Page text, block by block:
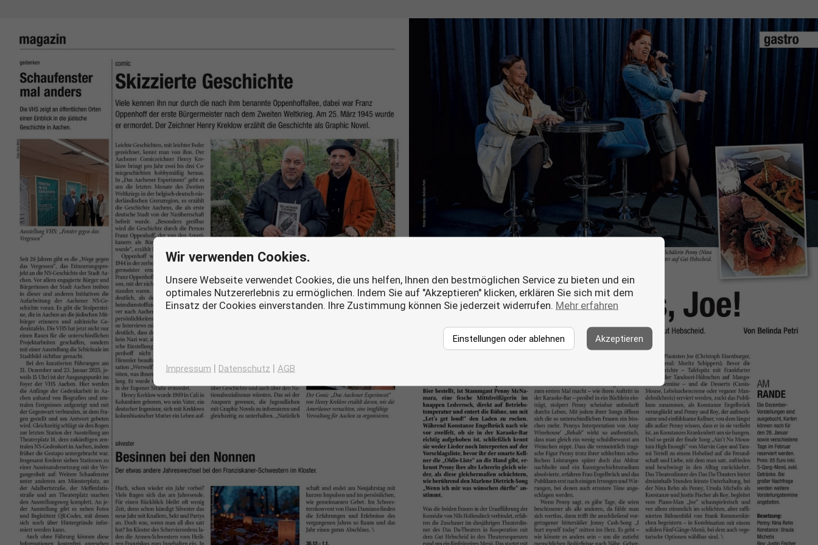
Wir verwenden Cookies.
Unsere Webseite verwendet Cookies, die uns helfen, Ihnen den bestmöglichen Service zu bieten und ein
optimales Nutzererlebnis zu ermöglichen. Indem Sie auf "Akzeptieren" klicken, erklären Sie sich mit dem
Einsatz der Cookies einverstanden. Ihre Zustimmung können Sie jederzeit widerrufen. Mehr erfahren
Einstellungen oder ablehnen Akzeptieren
Impressum | Datenschutz | AGB